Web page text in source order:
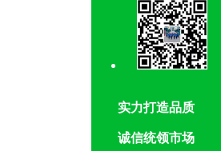
实力打造品质
诚信统领市场